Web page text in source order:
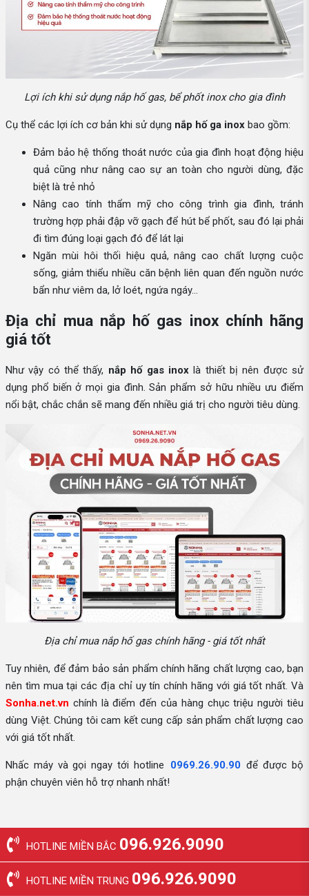
Lợi ích khi sử dụng nắp hố gas, bể phốt inox cho gia đình
Cụ thể các lợi ích cơ bản khi sử dụng nắp hố ga inox bao gồm:
Đảm bảo hệ thống thoát nước của gia đình hoạt động hiệu
quả cũng như nâng cao sự an toàn cho người dùng, đặc
biệt là trẻ nhỏ
Nâng cao tính thẩm mỹ cho công trình gia đình, tránh
trường hợp phải đập vỡ gạch để hút bể phốt, sau đó lại phải
đi tìm đúng loại gạch đó để lát lại
Ngăn mùi hôi thối hiệu quả, nâng cao chất lượng cuộc
sống, giảm thiểu nhiều căn bệnh liên quan đến nguồn nước
bẩn như viêm da, lở loét, ngứa ngáy…
Địa chỉ mua nắp hố gas inox chính hãng
giá tốt
Như vậy có thể thấy, nắp hố gas inoxlà thiết bị nên được sử
dụng phổ biến ở mọi gia đình. Sản phẩm sở hữu nhiều ưu điểm
nổi bật, chắc chắn sẽ mang đến nhiều giá trị cho người tiêu dùng.
Địa chỉ mua nắp hố gas chính hãng - giá tốt nhất
Tuy nhiên, để đảm bảo sản phẩm chính hãng chất lượng cao, bạn
nên tìm mua tại các địa chỉ uy tín chính hãng với giá tốt nhất. Và
Sonha.net.vn chính là điểm đến của hàng chục triệu người tiêu
dùng Việt. Chúng tôi cam kết cung cấp sản phẩm chất lượng cao
với giá tốt nhất.
Nhấc máy và gọi ngay tới hotline 0969.26.90.90 để được bộ
phận chuyên viên hỗ trợ nhanh nhất!
HOTLINE MIỀN BẮC 096.926.9090
HOTLINE MIỀN TRUNG 096.926.9090